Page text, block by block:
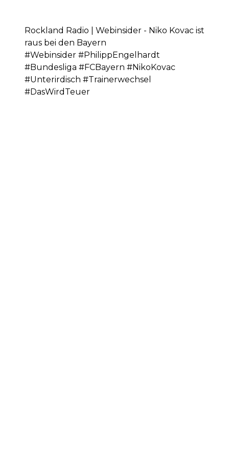
Rockland Radio | Webinsider - Niko Kovac ist
raus bei den Bayern
#Webinsider #PhilippEngelhardt
#Bundesliga #FCBayern #NikoKovac
#Unterirdisch #Trainerwechsel
#DasWirdTeuer